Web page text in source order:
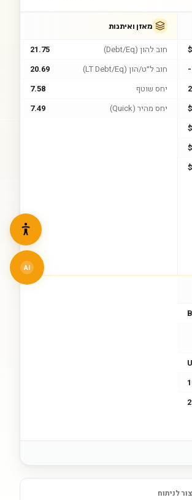
מאזן ואיתנות
חוב להון (Debt/Eq)
21.75
חוב ל״ט/הון (LT Debt/Eq)
20.69
יחס שוטף
7.58
יחס מהיר (Quick)
7.49
לניתוח
AI